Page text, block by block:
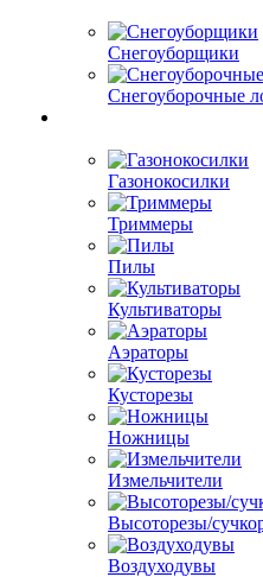
Снегоуборщики
Снегоуборочные
Газонокосилки
Триммеры
Пилы
Культиваторы
Аэраторы
Кусторезы
Ножницы
Измельчители
Высоторезы/
Воздуходувы